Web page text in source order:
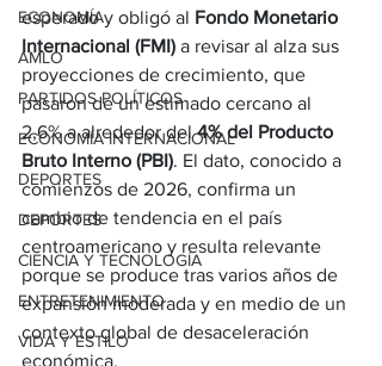
ECONOMÍA
AMLO
PARTIDOS POLÍTICOS
ECONOMÍA INTERNACIONAL
DEPORTES
DEPORTES
CIENCIA Y TECNOLOGÍA
ENTRETENIMIENTO
VIDA Y ESTILO
esperado y obligó al Fondo Monetario
Internacional (FMI) a revisar al alza sus
proyecciones de crecimiento, que
pasaron de un estimado cercano al
2,6% a alrededor del 4% del Producto
Bruto Interno (PBI). El dato, conocido a
comienzos de 2026, confirma un
cambio de tendencia en el país
centroamericano y resulta relevante
porque se produce tras varios años de
expansión moderada y en medio de un
contexto global de desaceleración
económica.